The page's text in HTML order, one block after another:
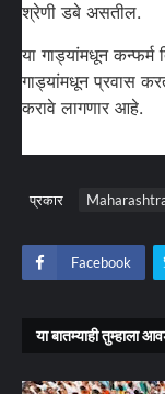
श्रेणी डबे असतील.
या गाड्यांमधून कन्फर्म
गाड्यांमधून प्रवास
करावे लागणार आहे.
प्रकार
Facebook
या बातम्याही तुम्हाला